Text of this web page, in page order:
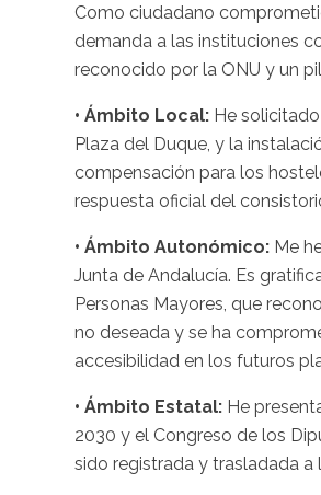
Como ciudadano
demanda a las instituciones
reconocido por la ONU y un
• Ámbito Local: He
Plaza del Duque, y la
compensación para los
respuesta oficial del
• Ámbito Autonómico: Me
Junta de Andalucía. Es
Personas Mayores, que
no deseada y se ha
accesibilidad en los futuros
• Ámbito Estatal: He
2030 y el Congreso de los
sido registrada y trasladada a